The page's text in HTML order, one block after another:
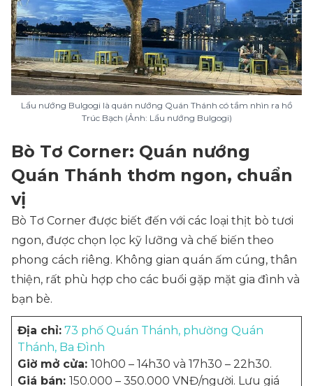
Lẩu nướng Bulgogi là quán nướng Quán Thánh có tầm nhìn ra hồ
Trúc Bạch (Ảnh: Lẩu nướng Bulgogi)
Bò Tơ Corner: Quán nướng
Quán Thánh thơm ngon, chuẩn
vị
Bò Tơ Corner được biết đến với các loại thịt bò tươi
ngon, được chọn lọc kỹ lưỡng và chế biến theo
phong cách riêng. Không gian quán ấm cúng, thân
thiện, rất phù hợp cho các buổi gặp mặt gia đình và
bạn bè.
Địa chỉ: 73 phố Quán Thánh, phường Quán
Thánh, Ba Đình
Giờ mở cửa: 10h00 – 14h30 và 17h30 – 22h30.
Giá bán: 150.000 – 350.000 VNĐ/người. Lưu giá